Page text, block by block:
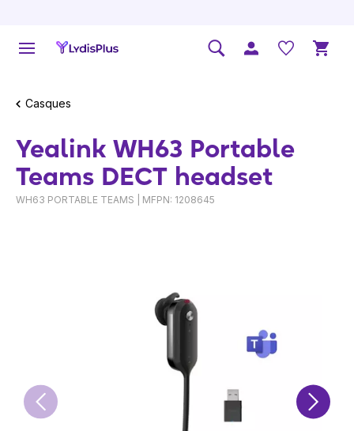
Casques
Yealink WH63 Portable
Teams DECT headset
WH63 PORTABLE TEAMS | MFPN: 1208645